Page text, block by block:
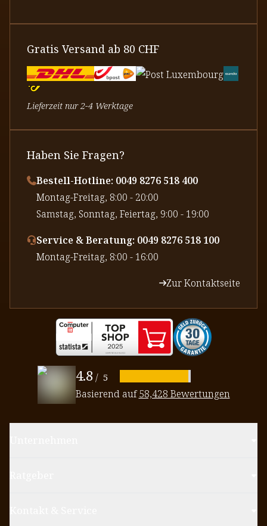
Gratis Versand ab 80 CHF
Lieferzeit nur 2-4 Werktage
Haben Sie Fragen?
Bestell-Hotline: 0049 8276 518 400
⁠Montag-Freitag, 8:00 - 20:00
⁠Samstag, Sonntag, Feiertag, 9:00 - 19:00
Service & Beratung: 0049 8276 518 100
⁠Montag-Freitag, 8:00 - 16:00
Zur Kontaktseite
4.8 / 5
Basierend auf58,428 Bewertungen